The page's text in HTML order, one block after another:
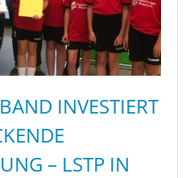
INVESTIERT
– LSTP IN